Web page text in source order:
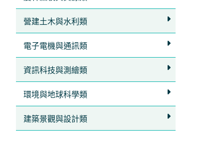
營建土木與水利類
電子電機與通訊類
資訊科技與測繪類
環境與地球科學類
建築景觀與設計類
人
，
再
得
500